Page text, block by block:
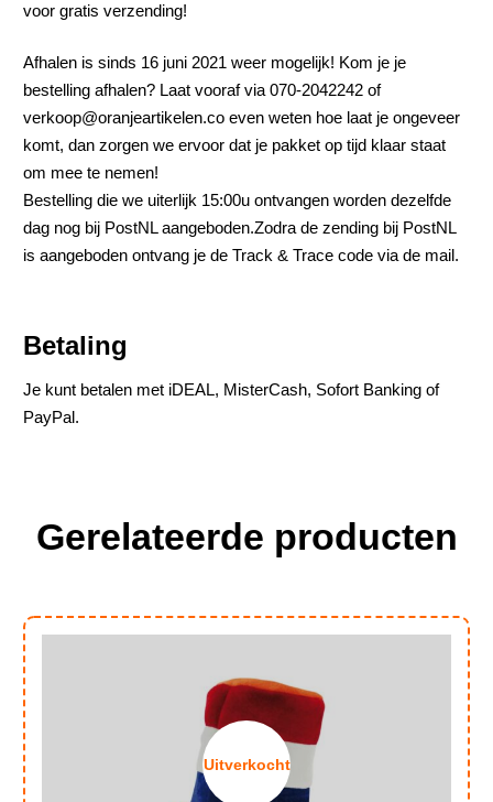
voor gratis verzending!
Afhalen is sinds 16 juni 2021 weer mogelijk! Kom je je
bestelling afhalen? Laat vooraf via 070-2042242 of
verkoop@oranjeartikelen.co even weten hoe laat je ongeveer
komt, dan zorgen we ervoor dat je pakket op tijd klaar staat
om mee te nemen!
Bestelling die we uiterlijk 15:00u ontvangen worden dezelfde
dag nog bij PostNL aangeboden.Zodra de zending bij PostNL
is aangeboden ontvang je de Track & Trace code via de mail.
Betaling
Je kunt betalen met iDEAL, MisterCash, Sofort Banking of
PayPal.
Gerelateerde producten
Uitverkocht